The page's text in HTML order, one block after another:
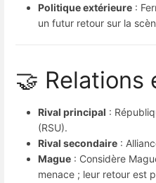
Politique extérieure :
un futur retour sur la
🤝 Relations
Rival principal :
(RSU).
Rival secondaire :
Mague : Considère
menace ; leur retour est